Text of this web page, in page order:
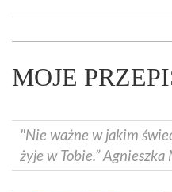
MOJE
"Nie ważne w jakim
żyje w Tobie.” Agnieszka